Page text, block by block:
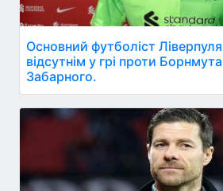
Основний футболіст
відсутнім у грі проти
Забарного.